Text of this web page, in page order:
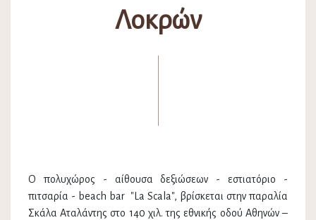
Λοκρών
Ο πολυχώρος - αίθουσα δεξιώσεων - εστιατόριο -
πιτσαρία - beach bar "La Scala", βρίσκεται στην παραλία
Σκάλα Αταλάντης στο 140 χιλ. της εθνικής οδού Αθηνών –